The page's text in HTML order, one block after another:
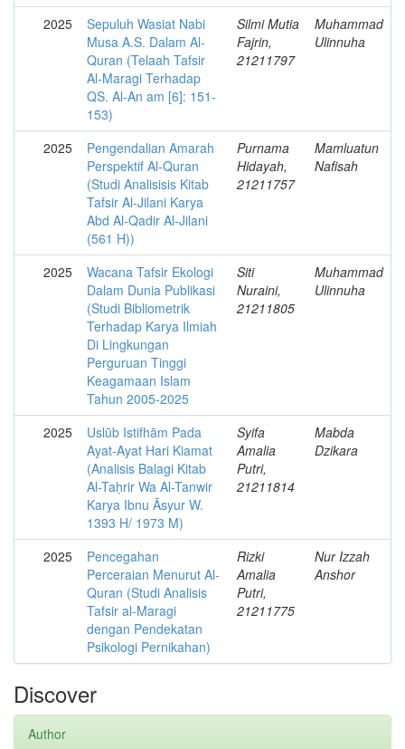
2025
Sepuluh Wasiat Nabi
Musa A.S. Dalam Al-
Quran (Telaah Tafsir
Al-Maragi Terhadap
QS. Al-An am [6]: 151-
153)
Silmi Mutia
Fajrin,
21211797
Muhammad
Ulinnuha
2025
Pengendalian Amarah
Perspektif Al-Quran
(Studi Analisisis Kitab
Tafsir Al-Jilani Karya
Abd Al-Qadir Al-Jilani
(561 H))
Purnama
Hidayah,
21211757
Mamluatun
Nafisah
2025
Wacana Tafsir Ekologi
Dalam Dunia Publikasi
(Studi Bibliometrik
Terhadap Karya Ilmiah
Di Lingkungan
Perguruan Tinggi
Keagamaan Islam
Tahun 2005-2025
Siti
Nuraini,
21211805
Muhammad
Ulinnuha
2025
Uslūb Istifhām Pada
Ayat-Ayat Hari Kiamat
(Analisis Balagi Kitab
Al-Taḥrir Wa Al-Tanwir
Karya Ibnu Āsyur W.
1393 H/ 1973 M)
Syifa
Amalia
Putri,
21211814
Mabda
Dzikara
2025
Pencegahan
Perceraian Menurut Al-
Quran (Studi Analisis
Tafsir al-Maragi
dengan Pendekatan
Psikologi Pernikahan)
Rizki
Amalia
Putri,
21211775
Nur Izzah
Anshor
Discover
Author